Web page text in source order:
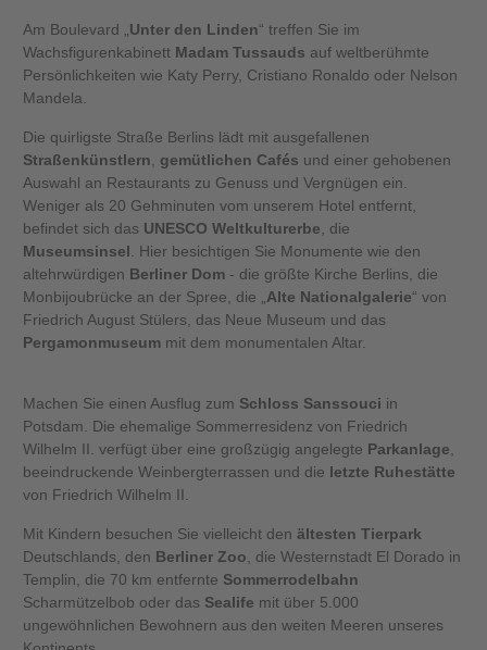
Am Boulevard „ Unter den Linden“ treffen Sie im
Wachsfigurenkabinett Madam Tussauds auf weltberühmte
Persönlichkeiten wie Katy Perry, Cristiano Ronaldo oder Nelson
Mandela.
Die quirligste Straße Berlins lädt mit ausgefallenen
Straßenkünstlern
gemütlichen Cafés und einer gehobenen
Auswahl an Restaurants zu Genuss und Vergnügen ein.
Weniger als 20 Gehminuten vom unserem Hotel entfernt,
befindet sich das UNESCO Weltkulturerbe , die
Museumsinsel . Hier besichtigen Sie Monumente wie den
altehrwürdigen Berliner Dom - die größte Kirche Berlins, die
Monbijoubrücke an der Spree, die „ Alte Nationalgalerie“ von
Friedrich August Stülers, das Neue Museum und das
Pergamonmuseum mit dem monumentalen Altar.
Machen Sie einen Ausflug zum Schloss Sanssouci in
Potsdam. Die ehemalige Sommerresidenz von Friedrich
Wilhelm II. verfügt über eine großzügig angelegte Parkanlage
beeindruckende Weinbergterrassen und die letzte Ruhestätte
von Friedrich Wilhelm II.
Mit Kindern besuchen Sie vielleicht den ältesten Tierpark
Deutschlands, den Berliner Zoo , die Westernstadt El Dorado in
Templin, die 70 km entfernte Sommerrodelbahn
Scharmützelbob oder das Sealife mit über 5.000
ungewöhnlichen Bewohnern aus den weiten Meeren unseres